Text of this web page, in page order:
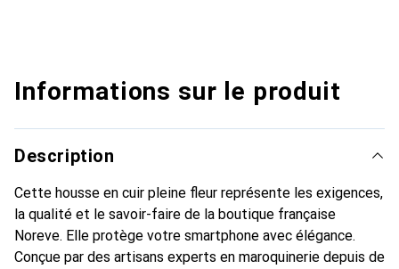
Informations sur le produit
Description
Cette housse en cuir pleine fleur représente les exigences,
la qualité et le savoir-faire de la boutique française
Noreve. Elle protège votre smartphone avec élégance.
Conçue par des artisans experts en maroquinerie depuis de